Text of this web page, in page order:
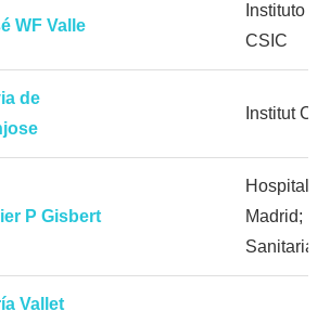
WF Valle
Instituto
CSIC
de
Institut
P Gisbert
Hospital
Madrid;
Sanitaria
Vallet